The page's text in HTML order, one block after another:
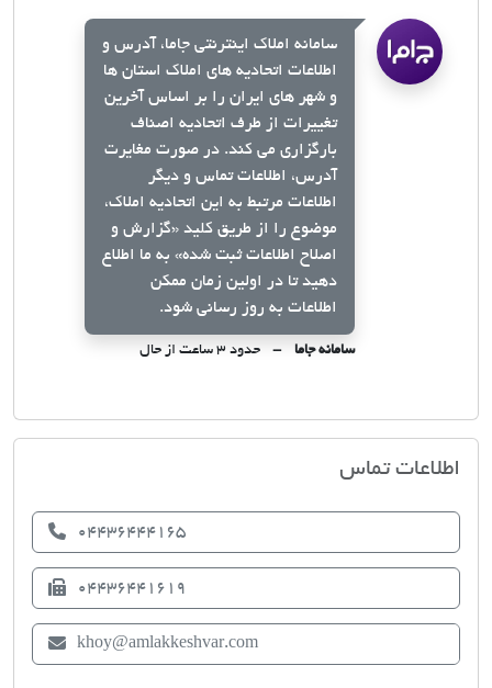
سامانه املاک اینترنتی جاما، آدرس و
اطلاعات اتحادیه های املاک استان ها
و شهر های ایران را بر اساس آخرین
تغییرات از طرف اتحادیه اصناف
بارگزاری می کند. در صورت مغایرت
آدرس، اطلاعات تماس و دیگر
اطلاعات مرتبط به این اتحادیه املاک،
موضوع را از طریق کلید «گزارش و
اصلاح اطلاعات ثبت شده» به ما اطلاع
دهید تا در اولین زمان ممکن
اطلاعات به روز رسانی شود.
سامانه جاما حدود ۳ ساعت از حال
اطلاعات تماس
04436444165
04436441619
khoy@amlakkeshvar.com